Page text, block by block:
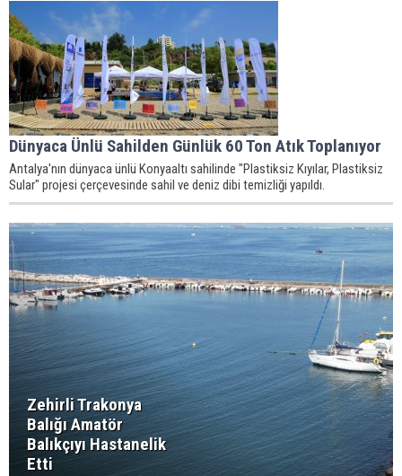
Dünyaca Ünlü Sahilden Günlük 60 Ton Atık Toplanıyor
Antalya'nın dünyaca ünlü Konyaaltı sahilinde "Plastiksiz Kıyılar, Plastiksiz
Sular" projesi çerçevesinde sahil ve deniz dibi temizliği yapıldı.
Zehirli Trakonya
Balığı Amatör
Balıkçıyı Hastanelik
Etti